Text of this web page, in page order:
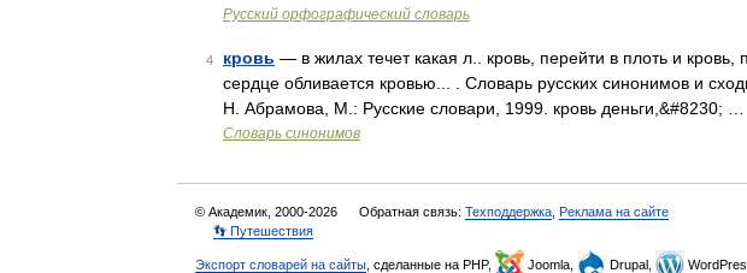
Русский орфографический словарь
4 кровь — в жилах течет какая л.. кровь, перейти в плоть и кровь,
сердце обливается кровью... . Словарь русских синонимов и
Н. Абрамова, М.: Русские словари, 1999. кровь деньги,&#8230; …
Словарь синонимов
© Академик, 2000-2026 Обратная связь: Техподдержка Реклама на сайте
👣 Путешествия
Экспорт словарей на сайты , сделанные на PHP, Joomla, Drupal,